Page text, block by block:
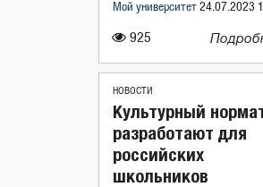
925
Мой университет 24.07.2023
НОВОСТИ
Культурный
разработают для
российских
школьников